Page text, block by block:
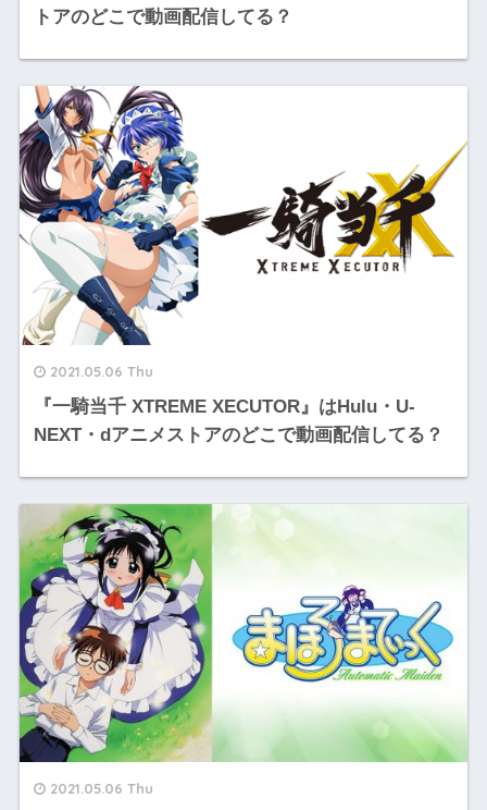
トアのどこで動画配信してる？
2021.05.06 Thu
『一騎当千 XTREME XECUTOR』はHulu・U-
NEXT・dアニメストアのどこで動画配信してる？
2021.05.06 Thu